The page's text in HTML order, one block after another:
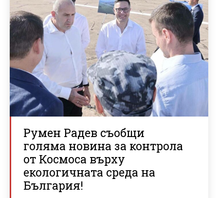
Румен Радев съобщи
голяма новина за контрола
от Космоса върху
екологичната среда на
България!